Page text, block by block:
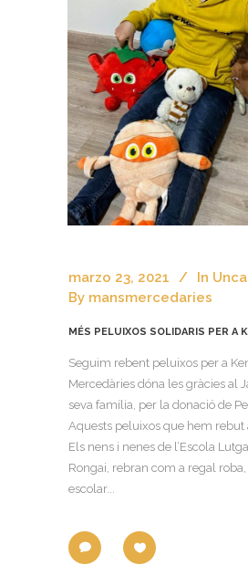
marzo 23, 2021 In
By mansmercedaries
MÉS PELUIXOS SOLIDARIS PER A
Seguim rebent peluixos per a
Mercedàries dóna les gràcies al
seva família, per la donació de
Aquests peluixos que hem rebut
Els nens i nenes de l’Escola
Rongai, rebran com a regal
escolar...